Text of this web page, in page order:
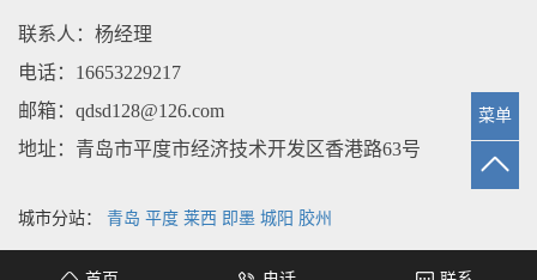
菜单
联系人：杨经理
电话：16653229217
邮箱：qdsd128@126.com
地址：青岛市平度市经济技术开发区香港路63号
城市分站： 青岛 平度 莱西 即墨 城阳 胶州